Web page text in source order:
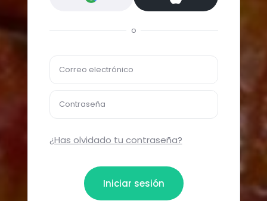
o
Correo electrónico
Contraseña
¿Has olvidado tu contraseña?
Iniciar sesión